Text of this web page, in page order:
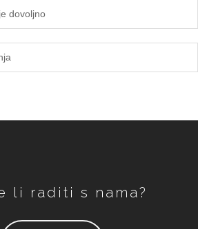
dovoljno
li raditi s nama?